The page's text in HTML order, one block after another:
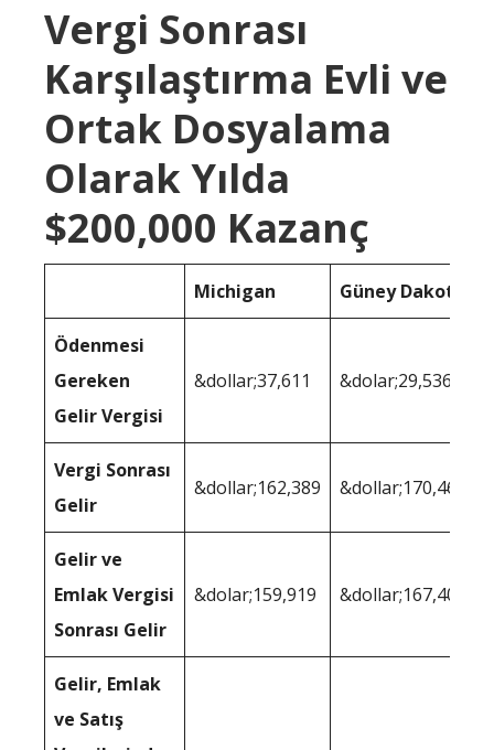
Vergi Sonrası
Karşılaştırma Evli ve
Ortak Dosyalama
Olarak Yılda
$200,000 Kazanç
Michigan Güney Dakota
Ödenmesi
Gereken
Gelir Vergisi
&dollar;37,611 &dolar;29,536
Vergi Sonrası
Gelir
&dollar;162,389 &dollar;170,464
Gelir ve
Emlak Vergisi
Sonrası Gelir
&dolar;159,919 &dollar;167,407
Gelir, Emlak
ve Satış